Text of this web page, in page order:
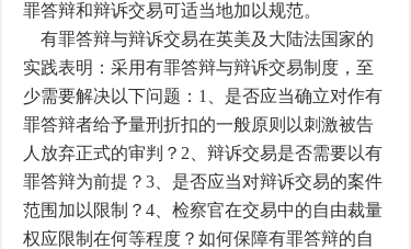
罪答辩和辩诉交易可适当地加以规范。
有罪答辩与辩诉交易在英美及大陆法国家的
实践表明：采用有罪答辩与辩诉交易制度，至
少需要解决以下问题：1、是否应当确立对作有
罪答辩者给予量刑折扣的一般原则以刺激被告
人放弃正式的审判？2、辩诉交易是否需要以有
罪答辩为前提？3、是否应当对辩诉交易的案件
范围加以限制？4、检察官在交易中的自由裁量
权应限制在何等程度？如何保障有罪答辩的自